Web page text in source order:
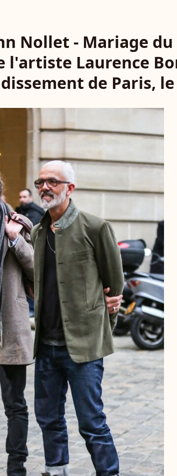
Nollet - Mariage
l'artiste Laurence
de Paris, le